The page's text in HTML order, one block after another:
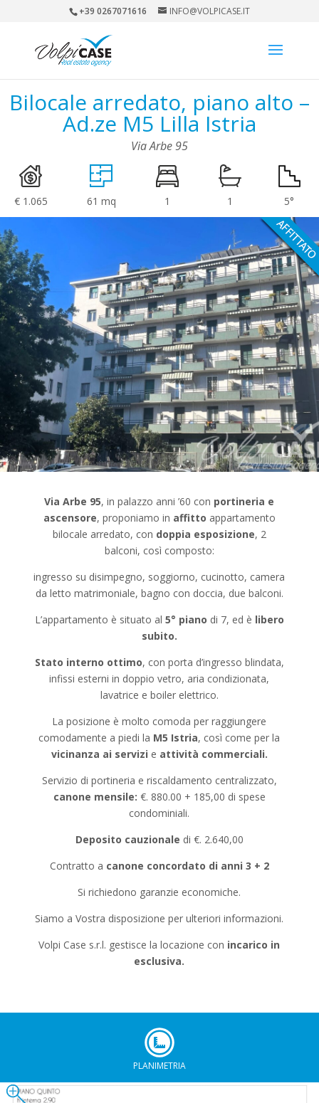
+39 0267071616 INFO@VOLPICASE.IT
Bilocale arredato, piano alto –
Ad.ze M5 Lilla Istria
Via Arbe 95
€ 1.065 61 mq 1 1 5°
Via Arbe 95, in palazzo anni ’60 con portineria e
ascensore, proponiamo in affitto appartamento
bilocale arredato, con doppia esposizione, 2
balconi, così composto:
ingresso su disimpegno, soggiorno, cucinotto, camera
da letto matrimoniale, bagno con doccia, due balconi.
L’appartamento è situato al 5° piano di 7, ed è libero
subito.
Stato interno ottimo, con porta d’ingresso blindata,
infissi esterni in doppio vetro, aria condizionata,
lavatrice e boiler elettrico.
La posizione è molto comoda per raggiungere
comodamente a piedi la M5 Istria, così come per la
vicinanza ai servizi e attività commerciali.
Servizio di portineria e riscaldamento centralizzato,
canone mensile: €. 880.00 + 185,00 di spese
condominiali.
Deposito cauzionale di €. 2.640,00
Contratto a canone concordato di anni 3 + 2
Si richiedono garanzie economiche.
Siamo a Vostra disposizione per ulteriori informazioni.
Volpi Case s.r.l. gestisce la locazione con incarico in
esclusiva.
PLANIMETRIA